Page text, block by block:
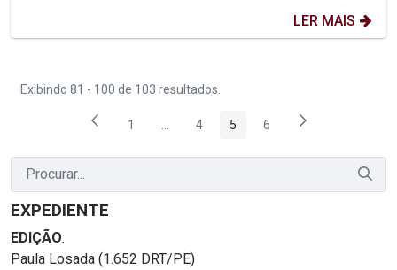
LER MAIS
Exibindo 81 - 100 de 103 resultados.
Página
1 Páginas intermediárias Usar ABA para
Página
4 Página
5 Página
6
EXPEDIENTE
EDIÇÃO:
Paula Losada (1.652 DRT/PE)